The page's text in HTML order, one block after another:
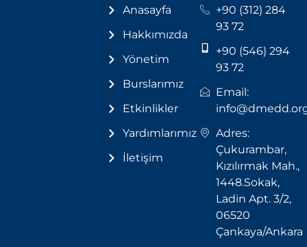
Anasayfa
Hakkımızda
Yönetim
Burslarımız
Etkinlikler
Yardımlarımız
İletişim
+90 (312) 284
93 72
+90 (546) 294
93 72
Email:
Adres:
Çukurambar,
Kızılırmak Mah.,
1448.Sokak,
Ladin Apt. 3/2,
06520
Çankaya/Ankara